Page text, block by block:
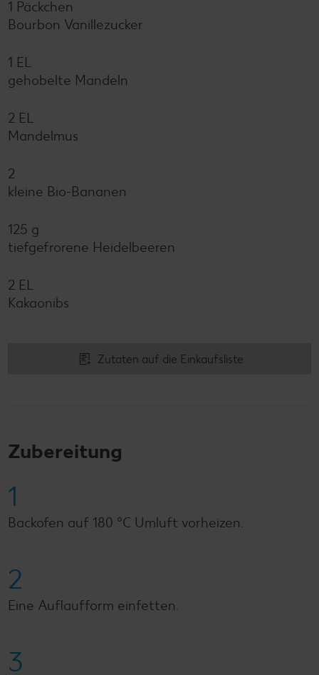
1 Päckchen
Bourbon Vanillezucker
1 EL
gehobelte Mandeln
2 EL
Mandelmus
2
kleine Bio-Bananen
125 g
tiefgefrorene Heidelbeeren
2 EL
Kakaonibs
Zutaten auf die Einkaufsliste
Zubereitung
1
Backofen auf 180 °C Umluft vorheizen.
2
Eine Auflaufform einfetten.
3